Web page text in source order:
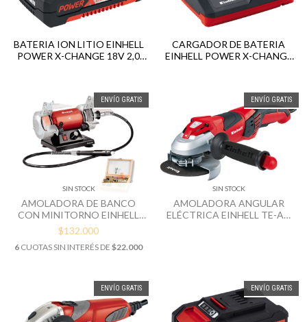
BATERIA ION LITIO EINHELL
POWER X-CHANGE 18V 2,0
CARGADOR DE BATERIA
EINHELL POWER X-CHANGE
ENVÍO GRATIS
SIN STOCK
AMOLADORA DE BANCO
CON MINITORNO EINHELL
TH-XG 75 + 100 ACCESORIOS
$132.000
6 CUOTAS SIN INTERÉS DE $22.000
ENVÍO GRATIS
SIN STOCK
AMOLADORA ANGULAR
ELÉCTRICA EINHELL TE-AG
ENVÍO GRATIS ENVÍO GRATIS